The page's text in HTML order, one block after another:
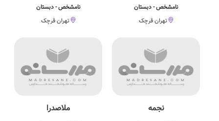
نامشخص - دبستان
تهران قرچک
نامشخص - دبستان
تهران قرچک
نجمه ملاصدرا